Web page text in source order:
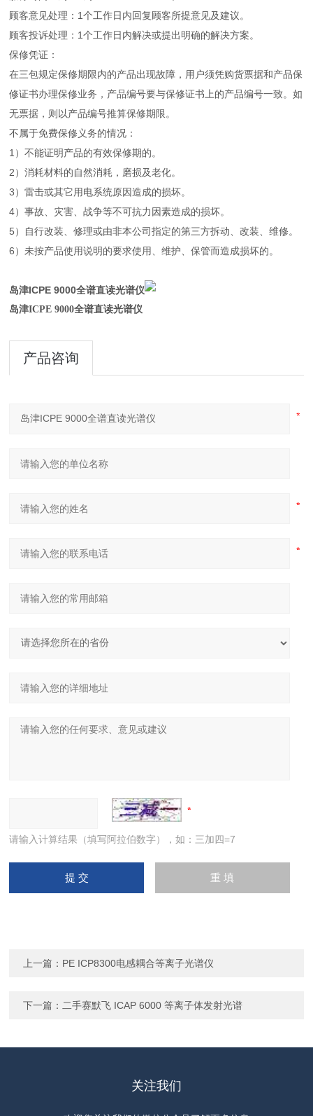
顾客意见处理：1个工作日内回复顾客所提意见及建议。
顾客投诉处理：1个工作日内解决或提出明确的解决方案。
保修凭证：
在三包规定保修期限内的产品出现故障，用户须凭购货票据和产品保
修证书办理保修业务，产品编号要与保修证书上的产品编号一致。如
无票据，则以产品编号推算保修期限。
不属于免费保修义务的情况：
1）不能证明产品的有效保修期的。
2）消耗材料的自然消耗，磨损及老化。
3）雷击或其它用电系统原因造成的损坏。
4）事故、灾害、战争等不可抗力因素造成的损坏。
5）自行改装、修理或由非本公司指定的第三方拆动、改装、维修。
6）未按产品使用说明的要求使用、维护、保管而造成损坏的。
岛津ICPE 9000全谱直读光谱仪
岛津ICPE 9000全谱直读光谱仪
产品咨询
请输入计算结果（填写阿拉伯数字），如：三加四=7
上一篇： PE ICP8300电感耦合等离子光谱仪
下一篇： 二手赛默飞 ICAP 6000 等离子体发射光谱
关注我们